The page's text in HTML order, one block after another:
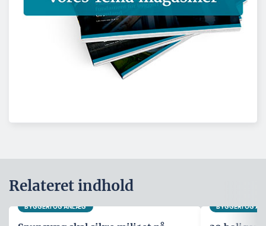
Relateret indhold
BYGGERI OG ANLÆG BYGGERI OG